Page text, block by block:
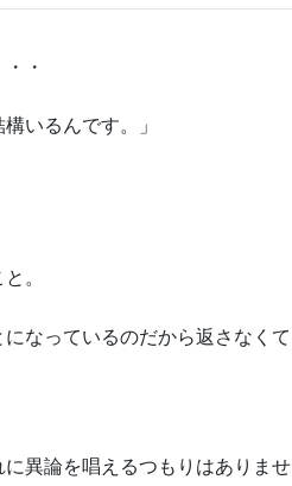
・
いるんです。」
。
なっているのだから返さなくて
異論を唱えるつもりはありませ